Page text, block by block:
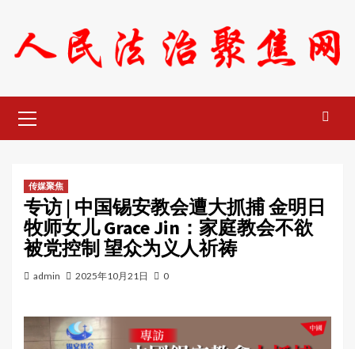
content
Menu
传媒聚焦
专访 | 中国锡安教会遭大抓捕 金明日
牧师女儿 Grace Jin：家庭教会不欲
被党控制 望众为义人祈祷
admin 2025年10月21日 0